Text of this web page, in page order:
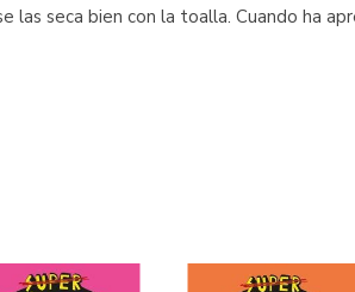
las seca bien con la toalla. Cuando ha